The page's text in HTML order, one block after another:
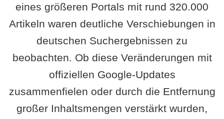
eines größeren Portals mit rund 320.000
Artikeln waren deutliche Verschiebungen in
deutschen Suchergebnissen zu
beobachten. Ob diese Veränderungen mit
offiziellen Google-Updates
zusammenfielen oder durch die Entfernung
großer Inhaltsmengen verstärkt wurden,